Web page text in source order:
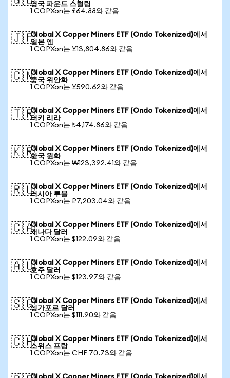
영국 파운드 스털링
1 COPXon는 £64.88와 같음
🇯🇵Global X Copper Miners ETF (Ondo Tokenized)에서
일본 엔
1 COPXon는 ¥13,804.86와 같음
🇨🇳Global X Copper Miners ETF (Ondo Tokenized)에서
중국 위안화
1 COPXon는 ¥590.62와 같음
🇹🇷Global X Copper Miners ETF (Ondo Tokenized)에서
터키 리라
1 COPXon는 ₺4,174.86와 같음
🇰🇷Global X Copper Miners ETF (Ondo Tokenized)에서
한국 원화
1 COPXon는 ₩123,392.41와 같음
🇷🇺Global X Copper Miners ETF (Ondo Tokenized)에서
러시아 루블
1 COPXon는 ₽7,203.04와 같음
🇨🇦Global X Copper Miners ETF (Ondo Tokenized)에서
캐나다 달러
1 COPXon는 $122.09와 같음
🇦🇺Global X Copper Miners ETF (Ondo Tokenized)에서
호주 달러
1 COPXon는 $123.97와 같음
🇸🇬Global X Copper Miners ETF (Ondo Tokenized)에서
싱가포르 달러
1 COPXon는 $111.90와 같음
🇨🇭Global X Copper Miners ETF (Ondo Tokenized)에서
스위스 프랑
1 COPXon는 CHF 70.73와 같음